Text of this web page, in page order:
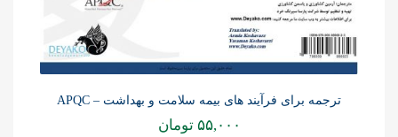
ترجمه برای فرآیند های بیمه سلامت و بهداشت – APQC
۵۵,۰۰۰ تومان